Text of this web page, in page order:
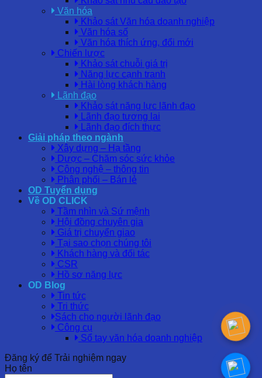
Văn hóa
Khảo sát Văn hóa doanh nghiệp
Văn hóa số
Văn hóa thích ứng, đổi mới
Chiến lược
Khảo sát chuỗi giá trị
Năng lực cạnh tranh
Hài lòng khách hàng
Lãnh đạo
Khảo sát năng lực lãnh đạo
Lãnh đạo tương lai
Lãnh đạo đích thực
Giải pháp theo ngành
Xây dựng – Hạ tầng
Dược – Chăm sóc sức khỏe
Công nghệ – thông tin
Phân phối – Bán lẻ
OD Tuyển dụng
Về OD CLICK
Tầm nhìn và Sứ mệnh
Hội đồng chuyên gia
Giá trị chuyển giao
Tại sao chọn chúng tôi
Khách hàng và đối tác
CSR
Hồ sơ năng lực
OD Blog
Tin tức
Tri thức
Sách cho người lãnh đạo
Công cụ
Sổ tay văn hóa doanh nghiệp
Đăng ký để Trải nghiệm ngay
Họ tên